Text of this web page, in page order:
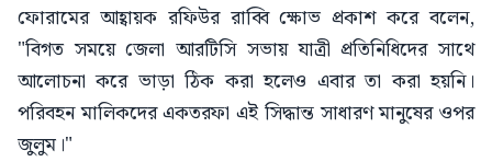
ফোরামের আহ্বায়ক রফিউর রাব্বি ক্ষোভ প্রকাশ করে বলেন,
"বিগত সময়ে জেলা আরটিসি সভায় যাত্রী প্রতিনিধিদের সাথে
আলোচনা করে ভাড়া ঠিক করা হলেও এবার তা করা হয়নি।
পরিবহন মালিকদের একতরফা এই সিদ্ধান্ত সাধারণ মানুষের ওপর
জুলুম।"